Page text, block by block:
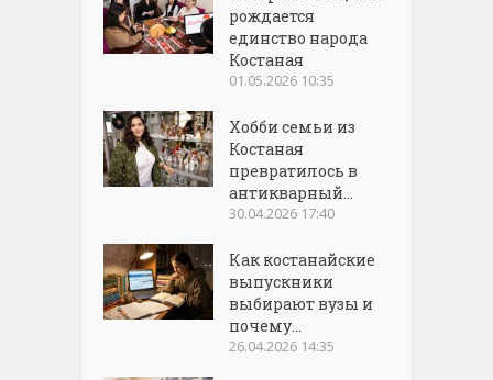
рождается
единство народа
Костаная
01.05.2026 10:35
Хобби семьи из
Костаная
превратилось в
антикварный...
30.04.2026 17:40
Как костанайские
выпускники
выбирают вузы и
почему...
26.04.2026 14:35